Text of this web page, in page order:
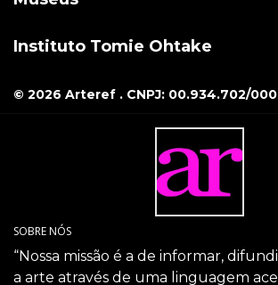
Instituto Tomie Ohtake
© 2026 Arteref . CNPJ: 00.934.702/
SOBRE NÓS
“Nossa missão é a de informar,
a arte através de uma linguagem